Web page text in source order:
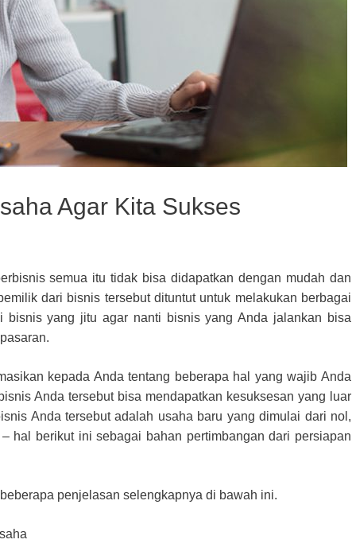
Agar Kita Sukses
semua itu tidak bisa didapatkan dengan mudah dan
dari bisnis tersebut dituntut untuk melakukan berbagai
bisnis yang jitu agar nanti bisnis yang Anda jalankan bisa
kepada Anda tentang beberapa hal yang wajib Anda
Anda tersebut bisa mendapatkan kesuksesan yang luar
Anda tersebut adalah usaha baru yang dimulai dari nol,
hal berikut ini sebagai bahan pertimbangan dari persiapan
penjelasan selengkapnya di bawah ini.